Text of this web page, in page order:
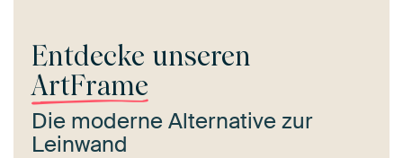
Entdecke unseren
ArtFrame
Die moderne Alternative zur
Leinwand